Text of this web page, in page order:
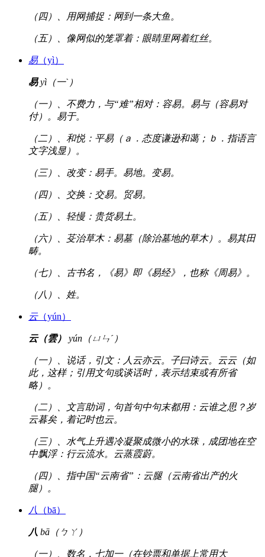
（四）、用网捕捉：网到一条大鱼。
（五）、像网似的笼罩着：眼睛里网着红丝。
易（yì）
易yì（一ˋ）
（一）、不费力，与“难”相对：容易。易与（容易对
付）。易于。
（二）、和悦：平易（ａ．态度谦逊和蔼；ｂ．指语言
文字浅显）。
（三）、改变：易手。易地。变易。
（四）、交换：交易。贸易。
（五）、轻慢：贵货易土。
（六）、芟治草木：易墓（除治墓地的草木）。易其田
畴。
（七）、古书名，《易》即《易经》，也称《周易》。
（八）、姓。
云（yún）
云（雲） yún（ㄩㄣˊ）
（一）、说话，引文：人云亦云。子曰诗云。云云（如
此，这样；引用文句或谈话时，表示结束或有所省
略）。
（二）、文言助词，句首句中句末都用：云谁之思？岁
云暮矣，着记时也云。
（三）、水气上升遇冷凝聚成微小的水珠，成团地在空
中飘浮：行云流水。云蒸霞蔚。
（四）、指中国“云南省”：云腿（云南省出产的火
腿）。
八 （bā）
八 bā（ㄅㄚ）
（一）、数名，七加一（在钞票和单据上常用大